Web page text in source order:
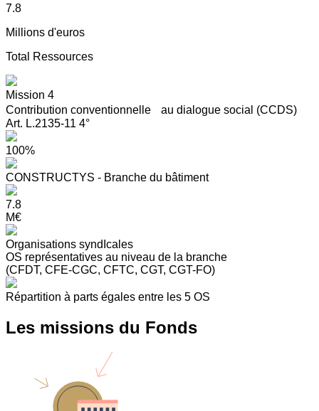
7.8
Millions d'euros
Total Ressources
Mission 4
Contribution conventionnelle au dialogue social (CCDS)
Art. L.2135-11 4°
100%
CONSTRUCTYS - Branche du bâtiment
7.8
M€
Organisations syndIcales
OS représentatives au niveau de la branche
(CFDT, CFE-CGC, CFTC, CGT, CGT-FO)
Répartition à parts égales entre les 5 OS
Les missions du Fonds